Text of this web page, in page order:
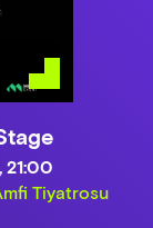
21:00
Tiyatrosu